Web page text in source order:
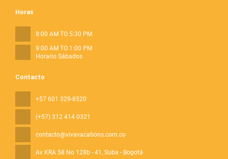
Contacto
+57 601 329-8520
(+57) 312 414 0321
contacto@vivavacations.com.co
Av KRA 58 No 128b - 41 , Suba - Bogotá
Horas
8:00 AM TO 5:30 PM
9:00 AM TO 1:00 PM
Horario Sábados